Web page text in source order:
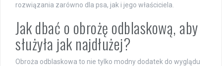
rozwiązania zarówno dla psa, jak i jego właściciela.
Jak dbać o obrożę odblaskową, aby
służyła jak najdłużej?
Obroża odblaskowa to nie tylko modny dodatek do wyglądu